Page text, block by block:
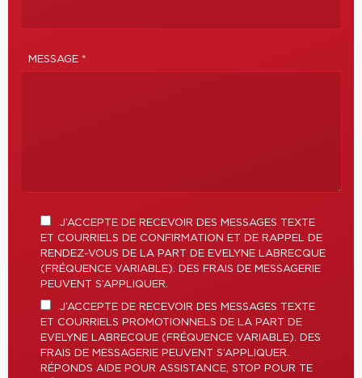
MESSAGE *
J’ACCEPTE DE RECEVOIR DES MESSAGES TEXTE
ET COURRIELS DE CONFIRMATION ET DE RAPPEL DE
RENDEZ-VOUS DE LA PART DE EVELYNE LABRECQUE
(FRÉQUENCE VARIABLE). DES FRAIS DE MESSAGERIE
PEUVENT S’APPLIQUER.
J’ACCEPTE DE RECEVOIR DES MESSAGES TEXTE
ET COURRIELS PROMOTIONNELS DE LA PART DE
EVELYNE LABRECQUE (FRÉQUENCE VARIABLE). DES
FRAIS DE MESSAGERIE PEUVENT S’APPLIQUER.
RÉPONDS AIDE POUR ASSISTANCE, STOP POUR TE